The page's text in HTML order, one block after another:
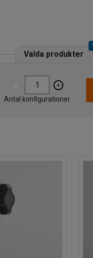
Valda produkter
Antal konfigurationer